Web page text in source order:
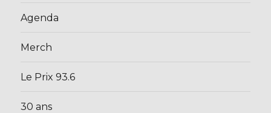
Agenda
Merch
Le Prix 93.6
30 ans